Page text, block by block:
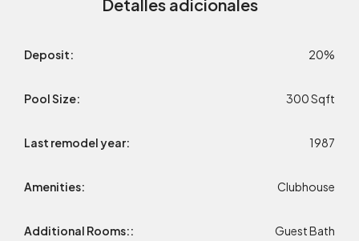
Detalles adicionales
Deposit: 20%
Pool Size: 300 Sqft
Last remodel year: 1987
Amenities: Clubhouse
Additional Rooms:: Guest Bath